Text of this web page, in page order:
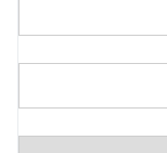
تصویری.
حرارتی.